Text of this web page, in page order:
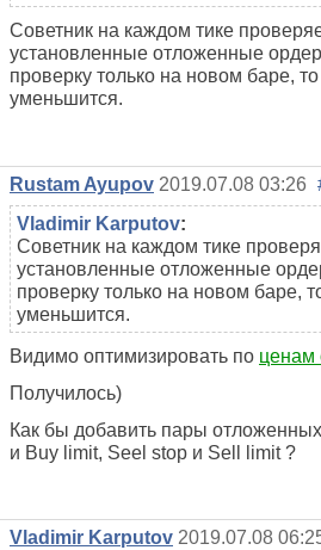
Советник на каждом тике
установленные отложенные
проверку только на новом баре,
уменьшится.
Rustam Ayupov 2019.07.08 03:26
Vladimir Karputov:
Советник на каждом тике
установленные отложенные
проверку только на новом баре,
уменьшится.
Видимо оптимизировать по ценам
Получилось)
Как бы добавить пары
и Buy limit, Seel stop и Sell limit ?
Vladimir Karputov 2019.07.08